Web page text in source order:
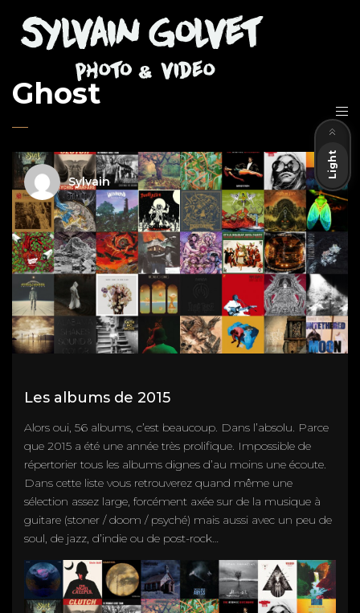
Ghost
Sylvain
Les albums de 2015
Alors oui, 56 albums, c’est beaucoup. Dans l’absolu. Parce
que 2015 a été une année très prolifique. Impossible de
répertorier tous les albums dignes d’au moins une écoute.
Dans cette liste vous retrouverez quand même une
sélection assez large, forcément axée sur de la musique à
guitare (stoner / doom / psyché) mais aussi avec un peu de
soul, de jazz, d’indie ou de post-rock…
Light
Dark